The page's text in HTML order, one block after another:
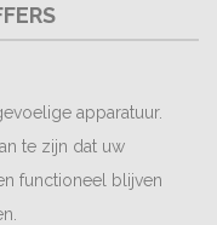
apparatuur.
te zijn dat uw
functioneel blijven